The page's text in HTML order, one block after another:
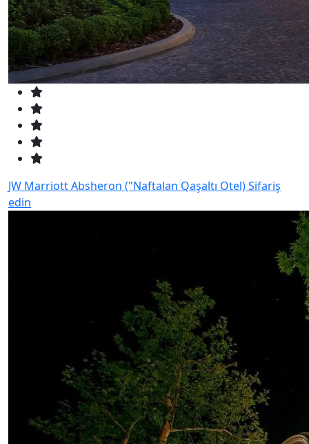
JW Marriott Absheron ("Naftalan Qaşaltı Otel)Sifariş
edin